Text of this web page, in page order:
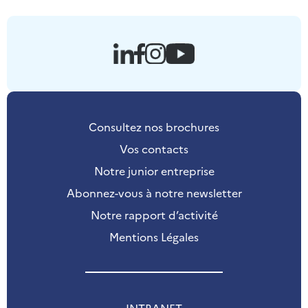
Consultez nos brochures
Vos contacts
Notre junior entreprise
Abonnez-vous à notre newsletter
Notre rapport d’activité
Mentions Légales